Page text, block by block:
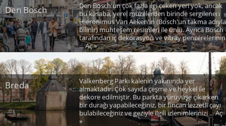
Den Bosch
Den Bosch'un çok fazla ilgi çeken yeri yok, ancak
bu kasaba, yerel müzelerden birinde sergilenen
Hieronimus Van Aeken'in (Bosch'un takma adıyla
bilinir) muhteşem resimleri ile ünlü. Ayrıca Bosch
tarafından iç dekorasyon ve vitray pencerelerinin
... Aç »
Breda
Valkenberg Parkı kalenin yakınında yer
almaktadır. Çok sayıda çeşme ve heykel ile
dekore edilmiştir. Bu parkta yürüyüşe çıkarken
bir durağı yapabileceğiniz, bir fincan lezzetli çayı
bulabileceğiniz ve geziyle ilgili izlenimlerinizi ... Aç
»